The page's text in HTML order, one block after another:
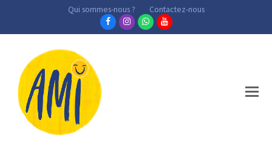
Qui sommes-nous ? Contactez-nous
FacebookInstagram
Whatsapp
Youtube